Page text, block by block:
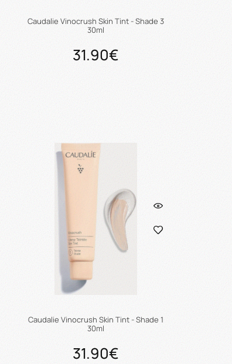
Caudalie Vinocrush Skin Tint - Shade 3
30ml
31.90€
Προσθήκη στο καλάθι
Caudalie Vinocrush Skin Tint - Shade 1
30ml
31.90€